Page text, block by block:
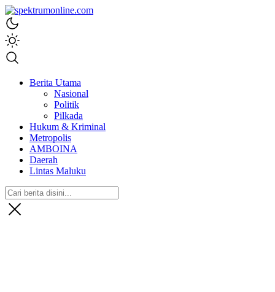
spektrumonline.com
Berita Utama
Nasional
Politik
Pilkada
Hukum & Kriminal
Metropolis
AMBOINA
Daerah
Lintas Maluku